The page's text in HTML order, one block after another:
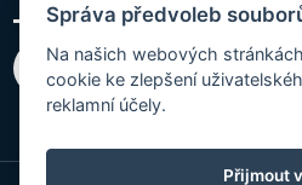
Správa předvoleb
Na našich webových
cookie ke zlepšení
reklamní účely.
Přijmout